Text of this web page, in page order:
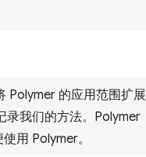
Polymer 的应用范围扩展
录我们的方法。Polymer
用 Polymer。